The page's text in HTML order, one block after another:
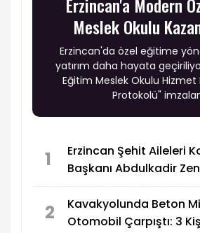
Meslek Okulu
Erzincan'da özel eğitime
yatırım daha hayata
Eğitim Meslek Okulu Hizmet
Protokolü"
1
Erzincan Şehit Aileleri
Başkanı Abdulkadir
2
Kavakyolunda Beton
Otomobil Çarpıştı: 3